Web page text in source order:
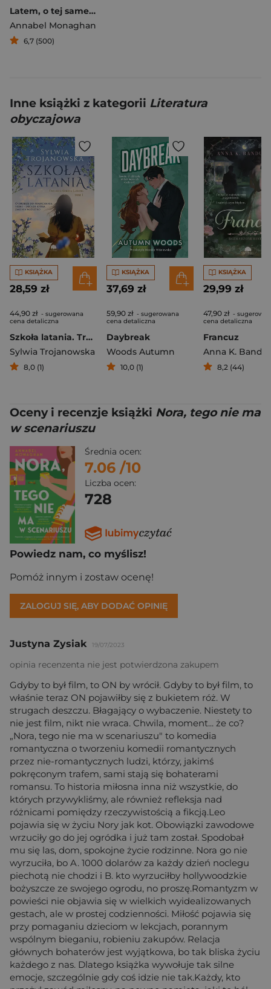
Latem, o tej samej porze
Annabel Monaghan
6,7 (500)
Inne książki z kategorii Literatura
obyczajowa
KSIĄŻKA
28,59 zł
44,90 zł - sugerowana
cena detaliczna
Szkoła latania. Trylogia Szkoła Latania. Tom 1
Sylwia Trojanowska
8,0 (1)
KSIĄŻKA
37,69 zł
59,90 zł - sugerowana
cena detaliczna
Daybreak
Woods Autumn
10,0 (1)
KSIĄŻKA
29,99 zł
47,90 zł -
cena detaliczna
Francuz
Anna K.
8,2 (44)
Oceny i recenzje książki Nora, tego nie ma
w scenariuszu
Średnia ocen:
7.06 /10
Liczba ocen:
728
Powiedz nam, co myślisz!
Pomóż innym i zostaw ocenę!
ZALOGUJ SIĘ, ABY DODAĆ OPINIĘ
Justyna Zysiak 19/07/2023
opinia recenzenta nie jest potwierdzona zakupem
Gdyby to był film, to ON by wrócił. Gdyby to był film, to
właśnie teraz ON pojawiłby się z bukietem róż. W
strugach deszczu. Błagający o wybaczenie. Niestety to
nie jest film, nikt nie wraca. Chwila, moment... że co?
„Nora, tego nie ma w scenariuszu" to komedia
romantyczna o tworzeniu komedii romantycznych
przez nie-romantycznych ludzi, którzy, jakimś
pokręconym trafem, sami stają się bohaterami
romansu. To historia miłosna inna niż wszystkie, do
których przywykliśmy, ale również refleksja nad
różnicami pomiędzy rzeczywistością a fikcją.Leo
pojawia się w życiu Nory jak kot. Obowiązki zawodowe
wrzuciły go do jej ogródka i już tam został. Spodobał
mu się las, dom, spokojne życie rodzinne. Nora go nie
wyrzuciła, bo A. 1000 dolarów za każdy dzień noclegu
piechotą nie chodzi i B. kto wyrzuciłby hollywoodzkie
bożyszcze ze swojego ogrodu, no proszę.Romantyzm w
powieści nie objawia się w wielkich wyidealizowanych
gestach, ale w prostej codzienności. Miłość pojawia się
przy pomaganiu dzieciom w lekcjach, porannym
wspólnym bieganiu, robieniu zakupów. Relacja
głównych bohaterów jest wyjątkowa, bo tak bliska życiu
każdego z nas. Dlatego książka wywołuje tak silne
emocje, szczególnie gdy coś idzie nie tak.Każdy, kto